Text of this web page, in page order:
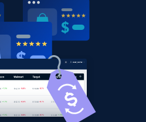
Commencer
dataset -
keyword search